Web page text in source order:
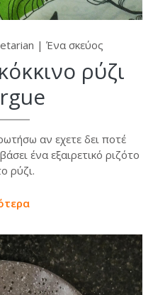
| Ένα σκεύος
ρύζι
αν εχετε δει ποτέ
ένα εξαιρετικό ριζότο
ρύζι.